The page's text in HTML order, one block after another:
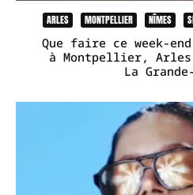
ARLES MONTPELLIER NÎMES
Que faire ce week-
à Montpellier,
La